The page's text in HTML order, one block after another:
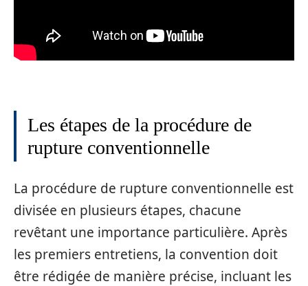
Les étapes de la procédure de
rupture conventionnelle
La procédure de rupture conventionnelle est
divisée en plusieurs étapes, chacune
revêtant une importance particulière. Après
les premiers entretiens, la convention doit
être rédigée de manière précise, incluant les